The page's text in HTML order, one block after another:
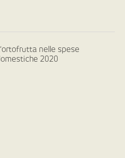
nelle spese
2020